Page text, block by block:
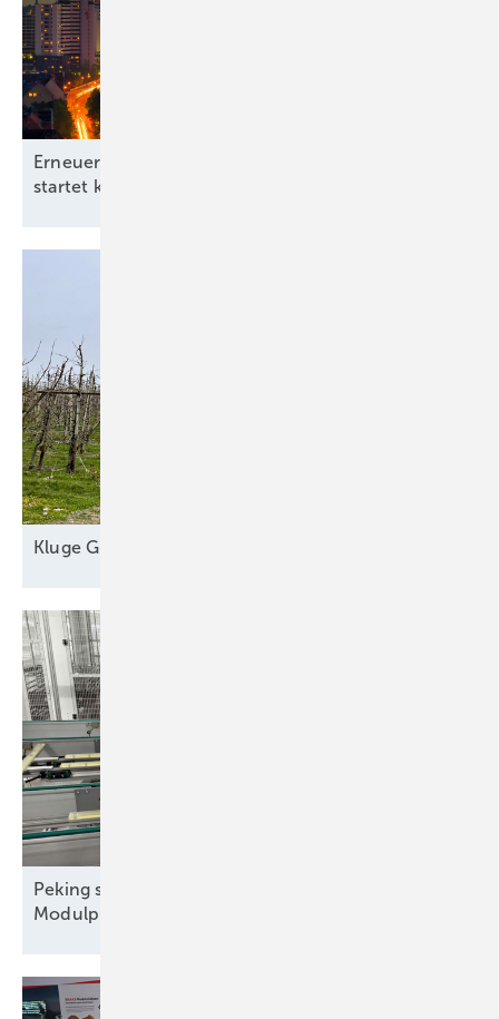
Erneuerbare-Energien-Branchentag in Hannover
startet kommunale
Kl ugeGrünstromautomaten
Peking streicht Exportrabatte – steigen die
Modulpreise?